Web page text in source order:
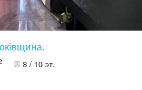
8 / 10 эт.